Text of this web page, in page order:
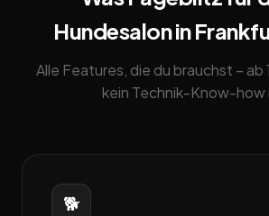
Hundesalon in
Alle Features, die du brauchst – ab
kein Technik-Know-how
🐕